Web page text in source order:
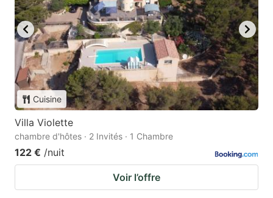
Cuisine
Villa Violette
chambre d'hôtes · 2 Invités · 1 Chambre
122 € /nuit
Voir l’offre